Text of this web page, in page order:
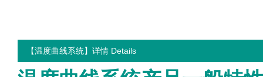
【温度曲线系统】详情 Details